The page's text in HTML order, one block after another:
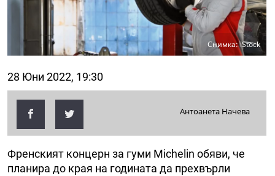
Снимка: iStock
28 Юни 2022, 19:30
Антоанета Начева
Френският концерн за гуми Michelin обяви, че
планира до края на годината да прехвърли